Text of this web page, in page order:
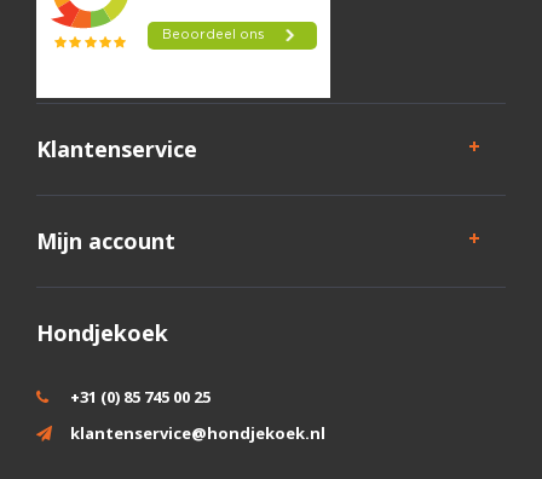
Klantenservice
Mijn account
Hondjekoek
+31 (0) 85 745 00 25
klantenservice@hondjekoek.nl